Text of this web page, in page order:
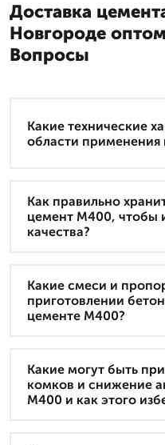
Доставка
Новгороде
Вопросы
Какие технические
области
Как правильно
цемент М400, чтобы
качества?
Какие смеси и
приготовлении
цементе М400?
Какие могут быть
комков и снижение
М400 и как этого